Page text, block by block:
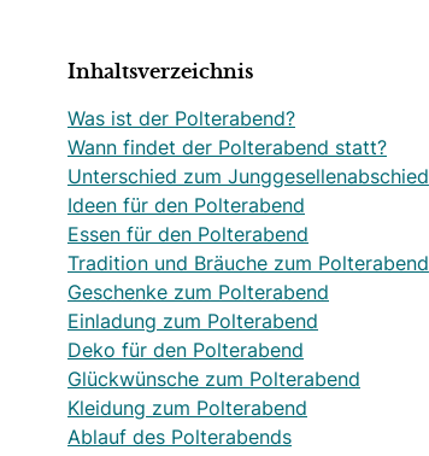
Inhaltsverzeichnis
Was ist der Polterabend?
Wann findet der Polterabend statt?
Unterschied zum Junggesellenabschied
Ideen für den Polterabend
Essen für den Polterabend
Tradition und Bräuche zum Polterabend
Geschenke zum Polterabend
Einladung zum Polterabend
Deko für den Polterabend
Glückwünsche zum Polterabend
Kleidung zum Polterabend
Ablauf des Polterabends